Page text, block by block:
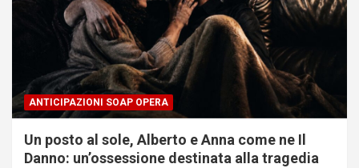
ANTICIPAZIONI SOAP OPERA
Un posto al sole, Alberto e Anna come ne Il
Danno: un’ossessione destinata alla tragedia